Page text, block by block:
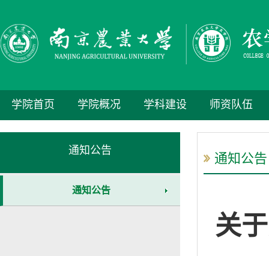
学院首页 学院概况 学科建设 师资队伍
通知公告
通知公告
通知公告
关